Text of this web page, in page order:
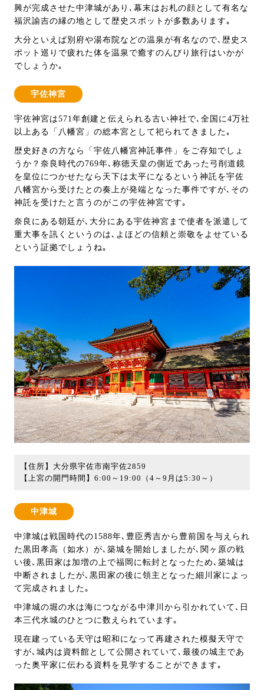
興が完成させた中津城があり､幕末はお札の顔として有名な
福沢諭吉の縁の地として歴史スポットが多数あります｡
大分といえば別府や湯布院などの温泉が有名なので､歴史ス
ポット巡りで疲れた体を温泉で癒すのんびり旅行はいかが
でしょうか｡
宇佐神宮
宇佐神宮は571年創建と伝えられる古い神社で､全国に4万社
以上ある「八幡宮」の総本宮として祀られてきました｡
歴史好きの方なら「宇佐八幡宮神託事件」をご存知でしょ
うか？奈良時代の769年､称徳天皇の側近であった弓削道鏡
を皇位につかせたなら天下は太平になるという神託を宇佐
八幡宮から受けたとの奏上が発端となった事件ですが､その
神託を受けたと言うのがこの宇佐神宮です｡
奈良にある朝廷が､大分にある宇佐神宮まで使者を派遣して
重大事を訊くというのは､よほどの信頼と崇敬をよせている
という証拠でしょうね｡
【住所】大分県宇佐市南宇佐2859
【上宮の開門時間】6:00～19:00（4～9月は5:30～）
中津城
中津城は戦国時代の1588年､豊臣秀吉から豊前国を与えられ
た黒田孝高（如水）が､築城を開始しましたが､関ヶ原の戦
い後､黒田家は加増の上で福岡に転封となったため､築城は
中断されましたが､黒田家の後に領主となった細川家によっ
て完成されました｡
中津城の堀の水は海につながる中津川から引かれていて､日
本三代水城のひとつに数えられています｡
現在建っている天守は昭和になって再建された模擬天守で
すが､城内は資料館として公開されていて､最後の城主であ
った奥平家に伝わる資料を見学することができます｡